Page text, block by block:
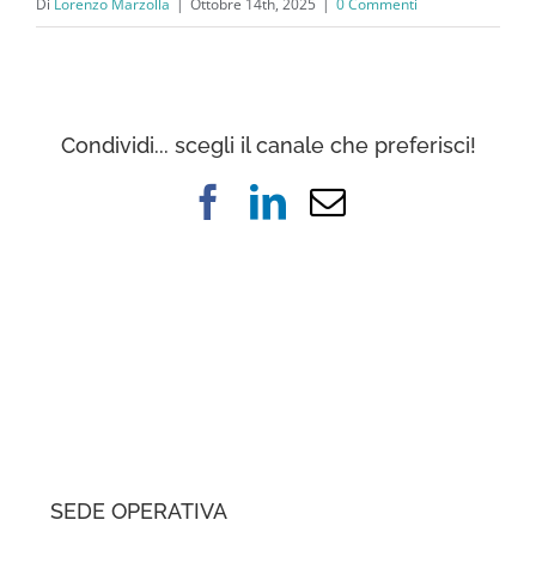
Condividi... scegli il canale che preferisci!
Facebook
LinkedIn
Email
SEDE OPERATIVA